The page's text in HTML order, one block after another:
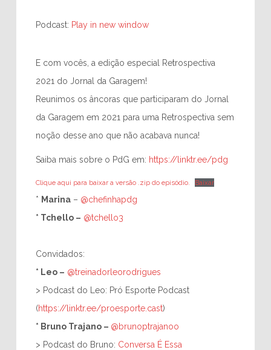
Podcast: Play in new window
E com vocês, a edição especial Retrospectiva
2021 do Jornal da Garagem!
Reunimos os âncoras que participaram do Jornal
da Garagem em 2021 para uma Retrospectiva sem
noção desse ano que não acabava nunca!
Saiba mais sobre o PdG em: https://linktr.ee/pdg
Clique aqui para baixar a versão .zip do episódio. Baixar
* Marina– @chefinhapdg
* Tchello – @tchello3
Convidados:
* Leo – @treinadorleorodrigues
> Podcast do Leo: Pró Esporte Podcast
(https://linktr.ee/proesporte.cast)
* Bruno Trajano – @brunoptrajanoo
> Podcast do Bruno: Conversa É Essa